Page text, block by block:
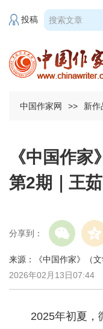
投稿
中国作家网 >> 新作
《中国作
第2期｜王
分享到：
来源：《中国作家》
2026年02月13日07:44
2025年初夏，